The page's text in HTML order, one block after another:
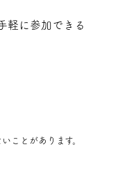
軽に参加できる
ことがあります。